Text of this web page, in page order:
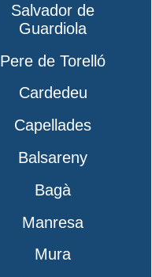
Salvador de
Guardiola
Pere de Torelló
Cardedeu
Capellades
Balsareny
Bagà
Manresa
Mura